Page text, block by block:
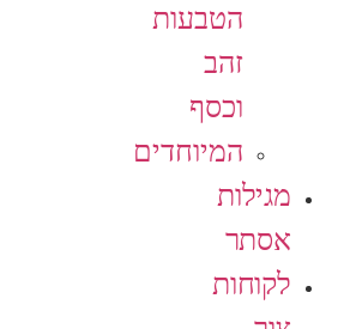
הטבעות
זהב
וכסף
המיוחדים
מגילות
אסתר
לקוחות